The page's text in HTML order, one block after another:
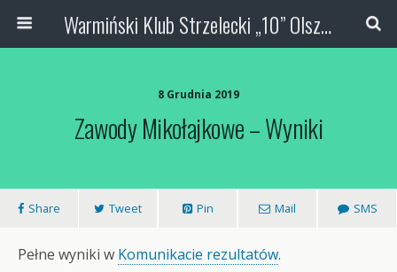
Warmiński Klub Strzelecki „10” Olsztyn
8 Grudnia 2019
Zawody Mikołajkowe – Wyniki
Share Tweet Pin Mail SMS
Pełne wyniki w Komunikacie rezultatów.